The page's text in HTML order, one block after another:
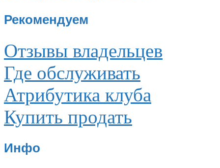
Рекомендуем
Отзывы владельцев
Где обслуживать
Атрибутика клуба
Купить продать
Инфо